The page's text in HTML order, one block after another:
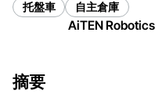
托盤車 自主倉庫
AiTEN Robotics
摘要